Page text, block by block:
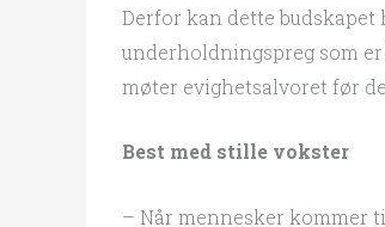
Derfor kan dette
underholdningspreg som
møter evighetsalvoret før
Best med stille vokster
– Når mennesker kommer